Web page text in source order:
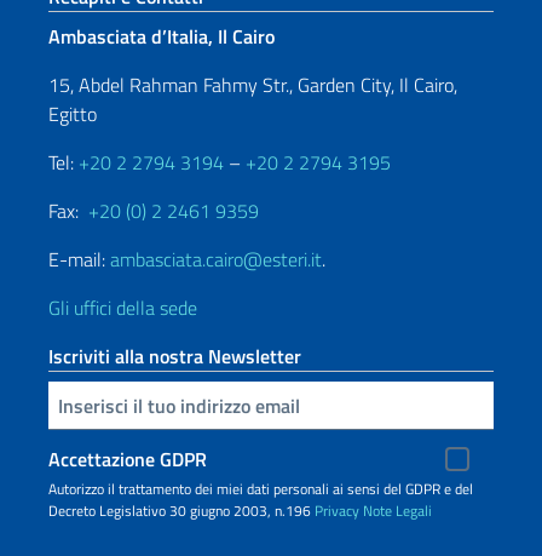
Ambasciata d’Italia, Il Cairo
15, Abdel Rahman Fahmy Str., Garden City, Il Cairo,
Egitto
Tel: +20 2 2794 3194 – +20 2 2794 3195
Fax: +20 (0) 2 2461 9359
E-mail:ambasciata.cairo@esteri.it.
Gli uffici della sede
Iscriviti alla nostra Newsletter
Inserisci la tua email
Accettazione GDPR
Autorizzo il trattamento dei miei dati personali ai sensi del GDPR e del
Decreto Legislativo 30 giugno 2003, n.196 Privacy Note Legali